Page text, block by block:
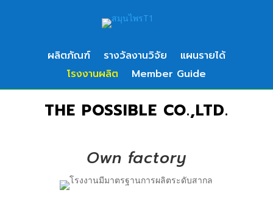
ผลิตภัณฑ์ รางวัลงานวิจัย
แผนรายได้
โรงงานผลิต
Member Guide
THE POSSIBLE CO.,LTD.
Own factory